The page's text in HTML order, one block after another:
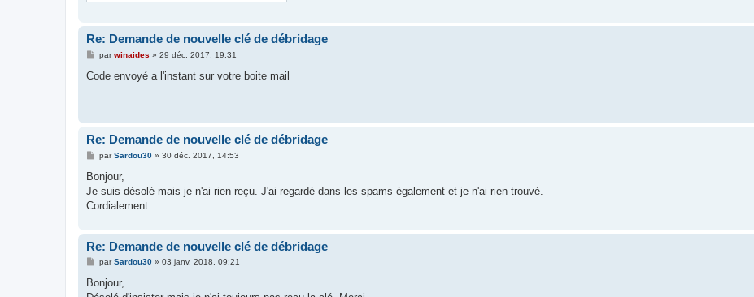
Re: Demande de nouvelle clé de débridage
M
s
parwinaides » 29 déc. 2017, 19:31
Code envoyé a l'instant sur votre boite mail
Re: Demande de nouvelle clé de débridage
M
s
a
g
parSardou30» 30 déc. 2017, 14:53
Bonjour,
Je suis désolé mais je n'ai rien reçu. J'ai regardé dans les spams également et je n'ai rien trouvé.
Cordialement
Re: Demande de nouvelle clé de débridage
M
s
parSardou30» 03 janv. 2018, 09:21
Bonjour,